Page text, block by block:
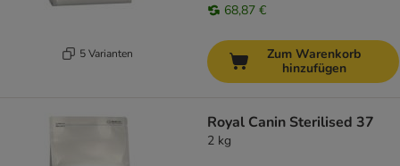
5 Varianten
68,87 €
Zum Warenkorb
hinzufügen
Royal Canin Sterilised 37
2 kg